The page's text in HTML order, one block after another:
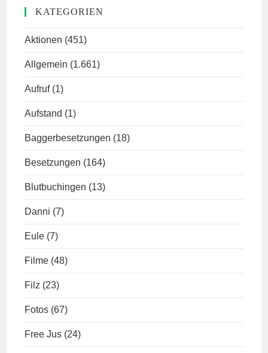
KATEGORIEN
Aktionen (451)
Allgemein (1.661)
Aufruf (1)
Aufstand (1)
Baggerbesetzungen (18)
Besetzungen (164)
Blutbuchingen (13)
Danni (7)
Eule (7)
Filme (48)
Filz (23)
Fotos (67)
Free Jus (24)